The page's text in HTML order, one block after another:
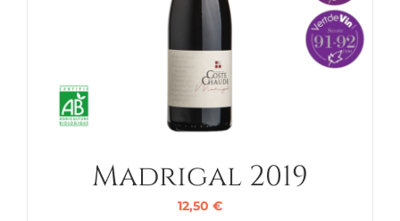
Madrigal 2019
12,50 €